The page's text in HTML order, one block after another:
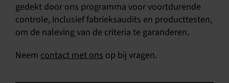
gedekt door ons programma voor voortdurende
controle, inclusief fabrieksaudits en producttesten,
om de naleving van de criteria te garanderen.
Neem contact met ons op bij vragen.